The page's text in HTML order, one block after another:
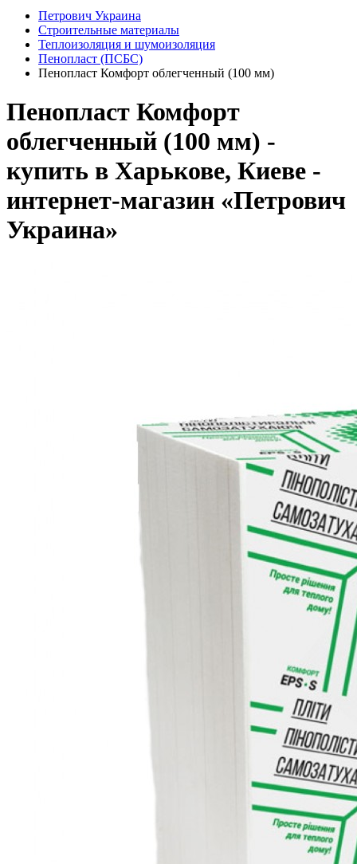
Петрович Украина
Строительные материалы
Теплоизоляция и шумоизоляция
Пенопласт (ПСБС)
Пенопласт Комфорт облегченный (100 мм)
Пенопласт Комфорт
облегченный (100 мм) -
купить в Харькове, Киеве -
интернет-магазин «Петрович
Украина»